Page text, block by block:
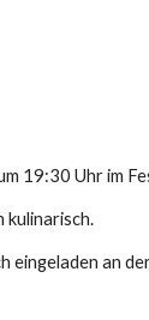
19:30 Uhr im
kulinarisch.
an